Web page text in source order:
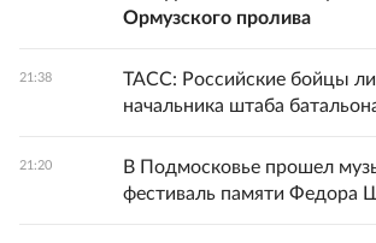
Ормузского пролива
21:38
ТАСС: Российские бойцы
начальника штаба
21:20
В Подмосковье прошел
фестиваль памяти Федора